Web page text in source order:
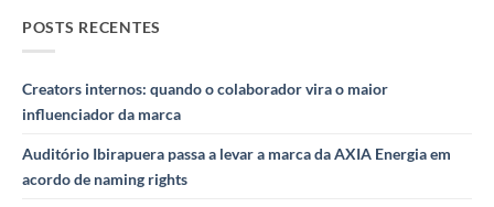
POSTS RECENTES
Creators internos: quando o colaborador vira o maior
influenciador da marca
Auditório Ibirapuera passa a levar a marca da AXIA Energia em
acordo de naming rights